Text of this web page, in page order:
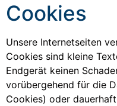
Cookies
Unsere Internetseiten
Cookies sind kleine
Endgerät keinen
vorübergehend für die
Cookies) oder